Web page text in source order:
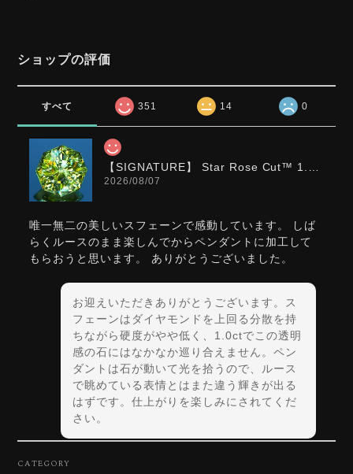
ショップの評価
すべて 351 14 0
2026/08/07
唯一無二の美しいスフェーンで感動しています。 しば
らくルースのまま楽しんでからペンダントに加工して
もらおうと思います。 ありがとうございました。
お迎えいただきありがとうございます。ス
フェーンはダイヤモンドを上回る分散を持
ちながら硬度がやや低く、1.0ctでこの透明
感の石にはなかなか巡り合えません。ペン
ダントは石が動いて光を拾うので、ルース
で眺めている表情とはまた違う輝きが出る
はずです。仕上がりを楽しみにされてくだ
さい。
CATEGORY